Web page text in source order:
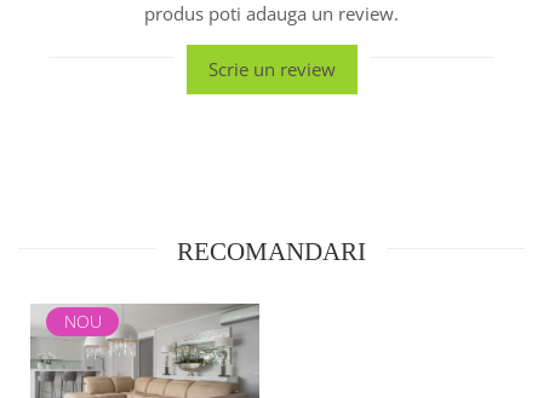
produs poti adauga un review.
Scrie un review
RECOMANDARI
NOU